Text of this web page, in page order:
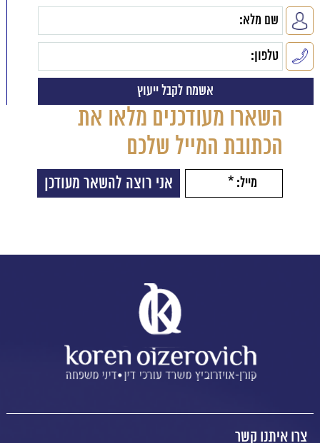
השארו מעודכנים מלאו את
הכתובת המייל שלכם
צרו איתנו קשר